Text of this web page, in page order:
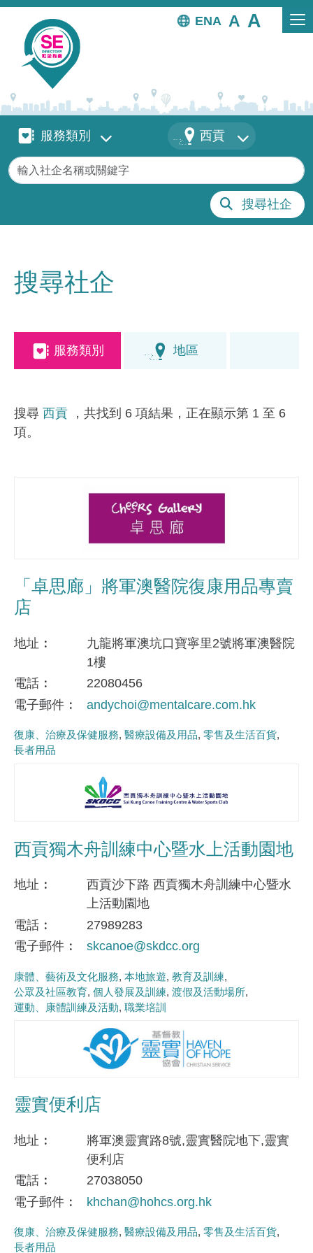
移至主內容
EN
服務類別服務類別 地區 西貢
關鍵字
搜尋社企
搜尋社企
服務類別 地區
搜尋 西貢
，共找到 6 項結果，正在顯示第 1 至 6
項。
「卓思廊」將軍澳醫院復康用品專賣
店
地址
九龍將軍澳坑口寶寧里2號將軍澳醫院
1樓
電話
22080456
電子郵件
andychoi@mentalcare.com.hk
復康、治療及保健服務 醫療設備及用品 零售及生活百貨
長者用品
西貢獨木舟訓練中心暨水上活動園地
地址
西貢沙下路 西貢獨木舟訓練中心暨水
上活動園地
電話
27989283
電子郵件
skcanoe@skdcc.org
康體、藝術及文化服務 本地旅遊 教育及訓練
公眾及社區教育 個人發展及訓練 渡假及活動場所
運動、康體訓練及活動 職業培訓
靈實便利店
地址
將軍澳靈實路8號,靈實醫院地下,靈實
便利店
電話
27038050
電子郵件
khchan@hohcs.org.hk
復康、治療及保健服務 醫療設備及用品 零售及生活百貨
長者用品